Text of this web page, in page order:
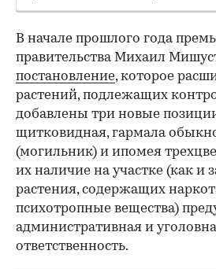
В начале прошлого года
правительства Михаил
постановление, которое
растений, подлежащих
добавлены три новые
щитковидная, гармала
(могильник) и ипомея
их наличие на участке (как и
растения, содержащих
психотропные вещества)
административная и
ответственность.